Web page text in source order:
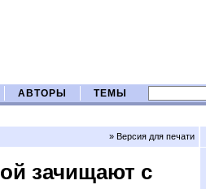
АВТОРЫ ТЕМЫ
» Версия для печати
зачищают с